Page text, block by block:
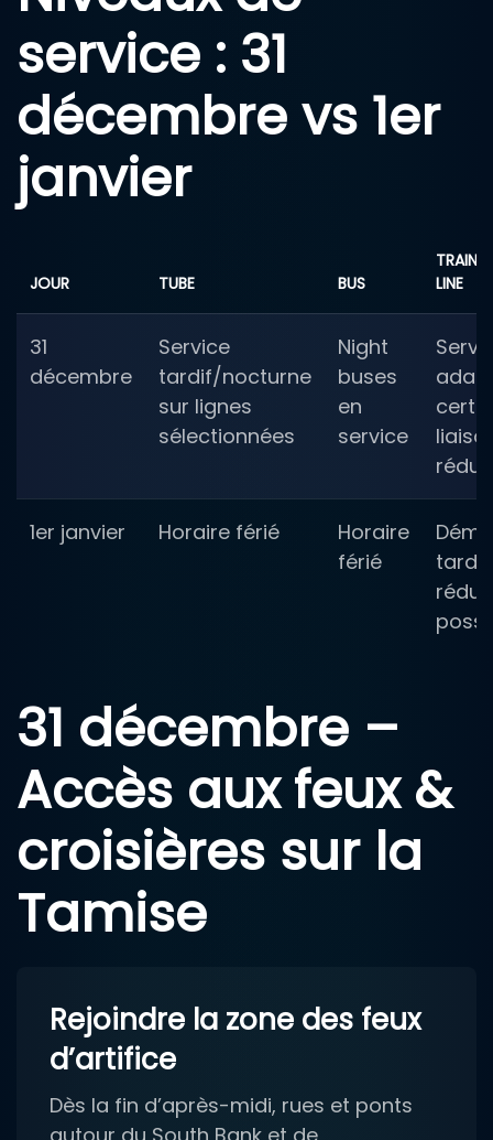
service : 31
décembre vs 1er
janvier
JOUR TUBE BUS
LINE
31
décembre
Service
tardif/nocturne
sur lignes
sélectionnées
Night
buses
en
service
1er janvier Horaire férié
Horaire
férié
31 décembre –
Accès aux feux &
croisières sur la
Tamise
Rejoindre la zone des feux
d’artifice
Dès la fin d’après-midi, rues et ponts